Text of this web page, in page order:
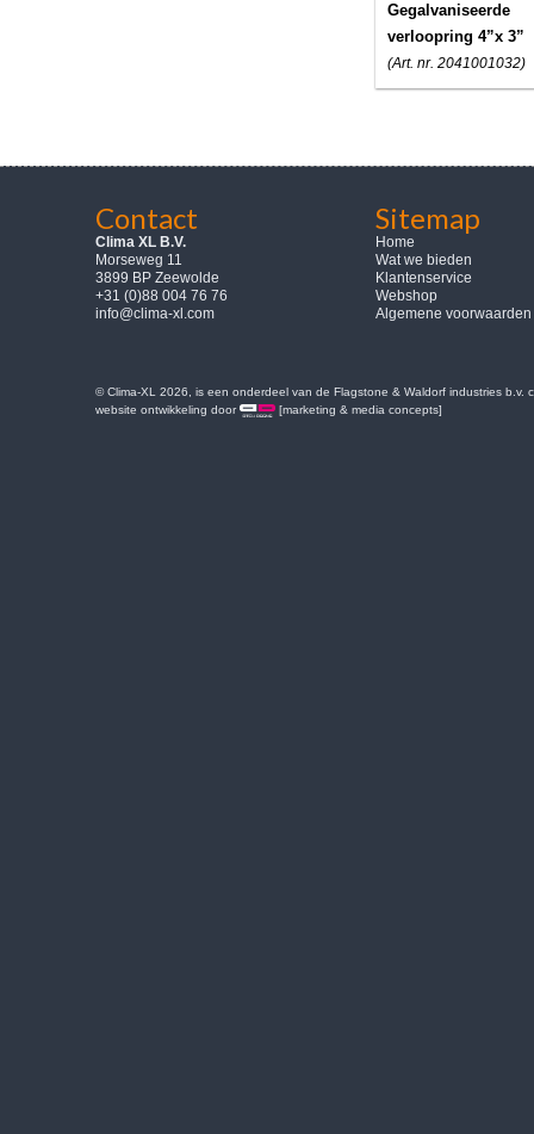
Gegalvaniseerde
verloopring 4”x 3”
(Art. nr. 2041001032)
Contact
Clima XL B.V.
Morseweg 11
3899 BP Zeewolde
+31 (0)88 004 76 76
info@clima-xl.com
Sitemap
Home
Wat we bieden
Klantenservice
Webshop
Algemene voorwaarden
© Clima-XL 2026, is een onderdeel van de Flagstone & Waldorf industries b.v.
website ontwikkeling door
[marketing & media concepts]